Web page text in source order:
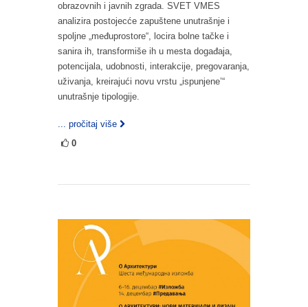
obrazovnih i javnih zgrada. SVET VMES
analizira postojecće zapuštene unutrašnje i
spoljne „međuprostore“, locira bolne tačke i
sanira ih, transformiše ih u mesta događaja,
potencijala, udobnosti, interakcije, pregovaranja,
uživanja, kreirajući novu vrstu „ispunjene’“
unutrašnje tipologije.
... pročitaj više
0